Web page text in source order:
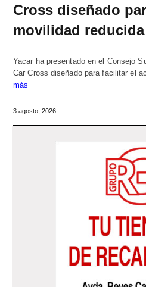
Cross diseñado
movilidad reducida
Yacar ha presentado en el Consejo
Car Cross diseñado para facilitar el
más
3 agosto, 2026